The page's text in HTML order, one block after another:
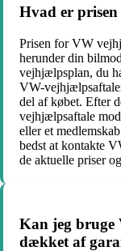
Hvad er
Prisen for VW
herunder din
vejhjælpsplan, du
VW-
del af købet. Efter
vejhjælpsaftale
eller et
bedst at kontakte
de aktuelle priser
Kan jeg
dækket af